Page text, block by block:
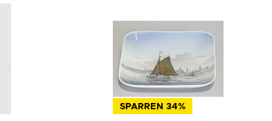
SPARREN 34%